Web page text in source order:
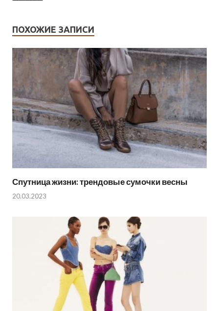
ПОХОЖИЕ ЗАПИСИ
Спутница жизни: трендовые сумочки весны
20.03.2023